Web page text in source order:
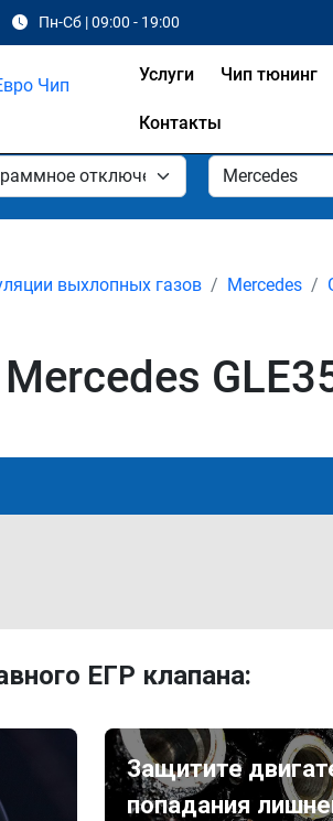
Пн-Сб | 09:00 - 19:00
Услуги Чип тюнинг
Контакты
выхлопных газов Mercedes
ЕГР клапана:
Защитите
попадания